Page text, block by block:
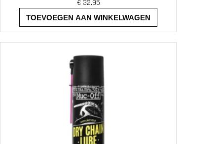
€32.95
TOEVOEGEN AAN WINKELWAGEN